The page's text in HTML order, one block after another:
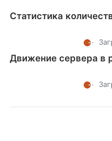
Статистика
Движение сервера в